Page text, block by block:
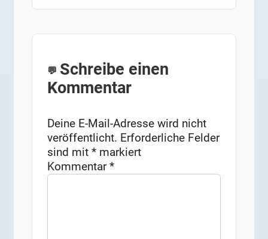
Schreibe einen
Kommentar
Deine E-Mail-Adresse wird nicht
veröffentlicht. Erforderliche Felder
sind mit* markiert
Kommentar*